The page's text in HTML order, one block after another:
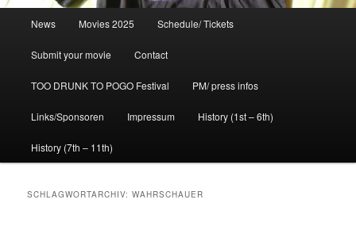
News Movies 2025 Schedule/ Tickets
Submit your movie Contact
TOO DRUNK TO POGO Festival PM/ press infos
Links/Sponsoren Impressum History (1st – 6th)
History (7th – 11th)
SCHLAGWORTARCHIV:WAHRSCHAUER